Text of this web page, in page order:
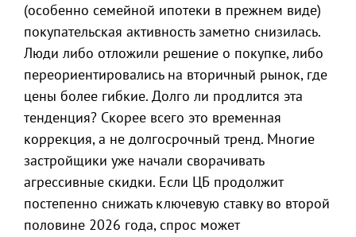
(особенно семейной ипотеки в прежнем виде)
покупательская активность заметно снизилась.
Люди либо отложили решение о покупке, либо
переориентировались на вторичный рынок, где
цены более гибкие. Долго ли продлится эта
тенденция? Скорее всего это временная
коррекция, а не долгосрочный тренд. Многие
застройщики уже начали сворачивать
агрессивные скидки. Если ЦБ продолжит
постепенно снижать ключевую ставку во второй
половине 2026 года, спрос может